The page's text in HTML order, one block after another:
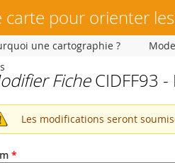
carte pour orienter
FicheCIDFF93 -
Message
Les modifications seront
*
une cartographie ?